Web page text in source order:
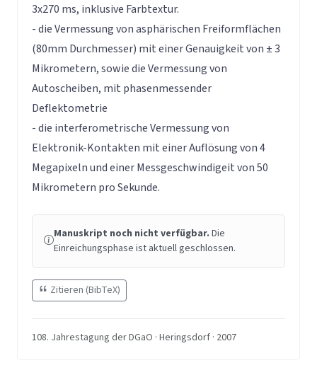
3x270 ms, inklusive Farbtextur.
- die Vermessung von asphärischen Freiformflächen
(80mm Durchmesser) mit einer Genauigkeit von ± 3
Mikrometern, sowie die Vermessung von
Autoscheiben, mit phasenmessender
Deflektometrie
- die interferometrische Vermessung von
Elektronik-Kontakten mit einer Auflösung von 4
Megapixeln und einer Messgeschwindigeit von 50
Mikrometern pro Sekunde.
Manuskript noch nicht verfügbar. Die
Einreichungsphase ist aktuell geschlossen.
Zitieren (BibTeX)
108. Jahrestagung der DGaO · Heringsdorf · 2007